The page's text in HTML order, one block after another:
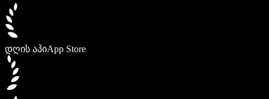
დღის აპიApp Store